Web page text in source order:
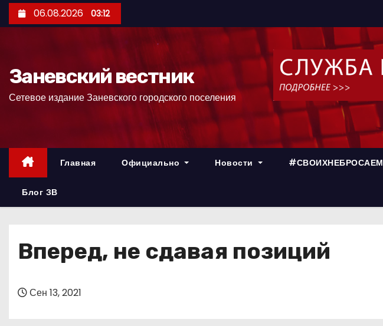
е
р
06.08.2026 03:12
Заневский вестник
Сетевое издание Заневского городского поселения
Главная Официально Новости #СВОИХНЕБРОСАЕМ
Блог ЗВ
Вперед, не сдавая позиций
Сен 13, 2021